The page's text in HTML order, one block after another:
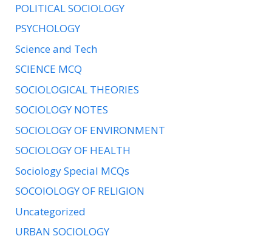
POLITICAL SOCIOLOGY
PSYCHOLOGY
Science and Tech
SCIENCE MCQ
SOCIOLOGICAL THEORIES
SOCIOLOGY NOTES
SOCIOLOGY OF ENVIRONMENT
SOCIOLOGY OF HEALTH
Sociology Special MCQs
SOCOIOLOGY OF RELIGION
Uncategorized
URBAN SOCIOLOGY